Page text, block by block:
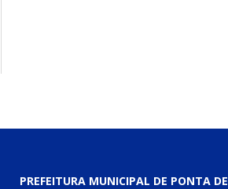
PREFEITURA MUNICIPAL DE PONTA